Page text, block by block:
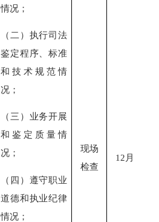
情况；
（二）执行司法
鉴定程序、标准
和技术规范情
况；
（三）业务开展
和鉴定质量情
况；
（四）遵守职业
道德和执业纪律
情况；
现场
检查
12月